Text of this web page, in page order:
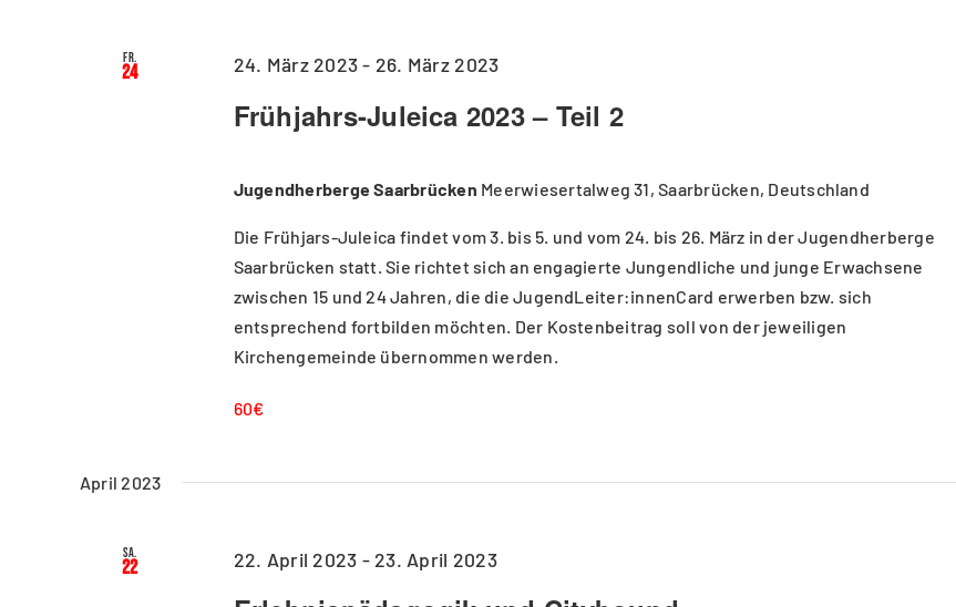
Fr.
24
Frühjahrs-Juleica 2023 – Teil 2
24. März 2023- 26. März 2023
Jugendherberge Saarbrücken Meerwiesertalweg 31, Saarbrücken, Deutschland
Die Frühjars-Juleica findet vom 3. bis 5. und vom 24. bis 26. März in der Jugendherberge
Saarbrücken statt. Sie richtet sich an engagierte Jungendliche und junge Erwachsene
zwischen 15 und 24 Jahren, die die JugendLeiter:innenCard erwerben bzw. sich
entsprechend fortbilden möchten. Der Kostenbeitrag soll von der jeweiligen
Kirchengemeinde übernommen werden.
60€
April 2023
Sa.
22 22. April 2023 - 23. April 2023